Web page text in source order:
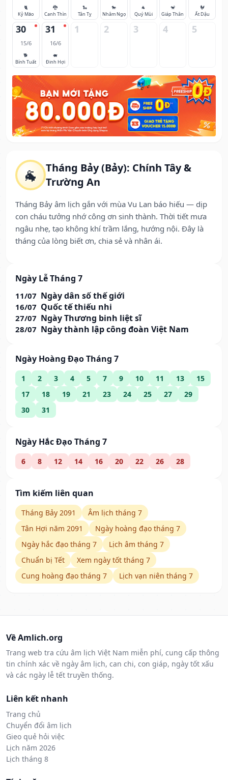
🐐
Tháng Bảy (Bảy): Chính Tây &
Trường An
Tháng Bảy âm lịch gắn với mùa Vu Lan báo hiếu — dịp
con cháu tưởng nhớ công ơn sinh thành. Thời tiết mưa
ngâu nhẹ, tạo không khí trầm lắng, hướng nội. Đây là
tháng của lòng biết ơn, chia sẻ và nhân ái.
Ngày Lễ Tháng 7
11/07 Ngày dân số thế giới
16/07 Quốc tế thiếu nhi
27/07 Ngày Thương binh liệt sĩ
28/07 Ngày thành lập công đoàn Việt Nam
Ngày Hoàng Đạo Tháng 7
1 2 3 4 5 7 9 10 11 13
15
17
18 19 21 23 24 25 27
29
30
31
Ngày Hắc Đạo Tháng 7
6 8 12 14 16 20 22 26 28
Tìm kiếm liên quan
Tháng Bảy 2091
Âm lịch tháng 7
Tân Hợi năm 2091
Ngày hoàng đạo tháng 7
Ngày hắc đạo tháng 7
Lịch âm tháng 7
Chuẩn bị Tết
Xem ngày tốt tháng 7
Cung hoàng đạo tháng 7
Lịch vạn niên tháng 7
🐈
Kỷ Mão
🐉
Canh Thìn
🐍
Tân Tỵ
🐎
Nhâm Ngọ
🐐
Quý Mùi
🐒
Giáp Thân
🐓
Ất Dậu
30
15/6
🐕
Bính Tuất
31
16/6
🐖
Đinh Hợi
1 2 3 4 5
Về Amlich.org
Trang web tra cứu âm lịch Việt Nam miễn phí, cung cấp thông
tin chính xác về ngày âm lịch, can chi, con giáp, ngày tốt xấu
và các ngày lễ tết truyền thống.
Liên kết nhanh
Trang chủ
Chuyển đổi âm lịch
Gieo quẻ hỏi việc
Lịch năm 2026
Lịch tháng 8